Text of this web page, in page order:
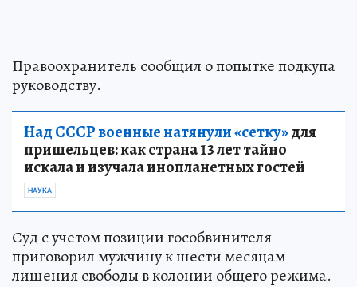
Правоохранитель сообщил о попытке подкупа
руководству.
Над СССР военные натянули «сетку»для
пришельцев: как страна 13 лет тайно
искала и изучала инопланетных гостей
НАУКА
Суд с учетом позиции гособвинителя
приговорил мужчину к шести месяцам
лишения свободы в колонии общего режима.